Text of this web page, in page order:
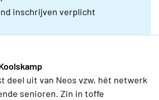
inschrijven verplicht
deel uit van Neos vzw, hét netwerk
senioren. Zin in toffe